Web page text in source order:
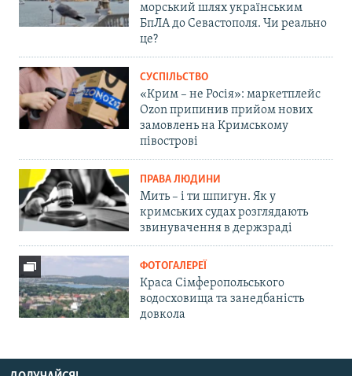
морський шлях українським
БпЛА до Севастополя. Чи реально
це?
СУСПІЛЬСТВО
«Крим – не Росія»: маркетплейс
Ozon припинив прийом нових
замовлень на Кримському
півострові
ПРАВА ЛЮДИНИ
Мить – і ти шпигун. Як у
кримських судах розглядають
звинувачення в держзраді
ФОТОГАЛЕРЕЇ
Краса Сімферопольського
водосховища та занедбаність
довкола